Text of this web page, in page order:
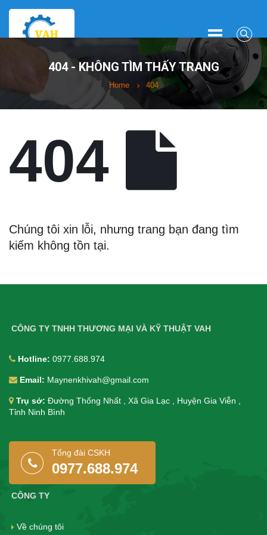
404 - KHÔNG TÌM THẤY TRANG
Home 404
404
Chúng tôi xin lỗi, nhưng trang bạn đang tìm
kiếm không tồn tại.
CÔNG TY TNHH THƯƠNG MẠI VÀ KỸ THUẬT VAH
Hotline: 0977.688.974
Email: Maynenkhivah@gmail.com
Trụ sở: Đường Thống Nhất , Xã Gia Lạc , Huyện Gia Viễn ,
Tỉnh Ninh Bình
Tổng đài CSKH
0977.688.974
CÔNG TY
Về chúng tôi